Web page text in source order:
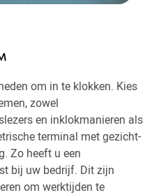
om in te klokken. Kies
zowel
en inklokmanieren als
terminal met gezicht-
Zo heeft u een
bij uw bedrijf. Dit zijn
om werktijden te